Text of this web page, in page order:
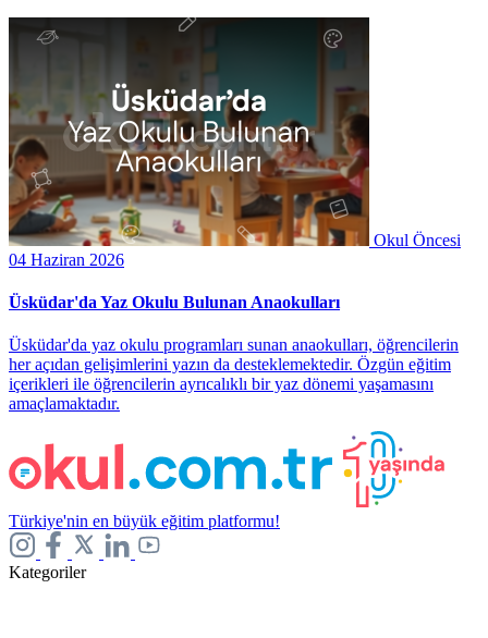
Okul Öncesi
04 Haziran 2026
Üsküdar'da Yaz Okulu Bulunan Anaokulları
Üsküdar'da yaz okulu programları sunan anaokulları, öğrencilerin
her açıdan gelişimlerini yazın da desteklemektedir. Özgün eğitim
içerikleri ile öğrencilerin ayrıcalıklı bir yaz dönemi yaşamasını
amaçlamaktadır.
Türkiye'nin en büyük eğitim platformu!
Kategoriler